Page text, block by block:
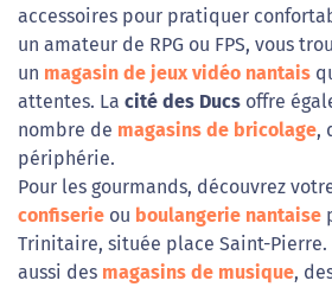
accessoires pour pratiquer
un amateur de RPG ou FPS, vous
un magasin de jeux vidéo nantais
attentes. La cité des Ducs offre
nombre de magasins de bricolage,
périphérie.
Pour les gourmands, découvrez
confiserie ou boulangerie nantaise
Trinitaire, située place Saint-Pierre.
aussi des magasins de musique,